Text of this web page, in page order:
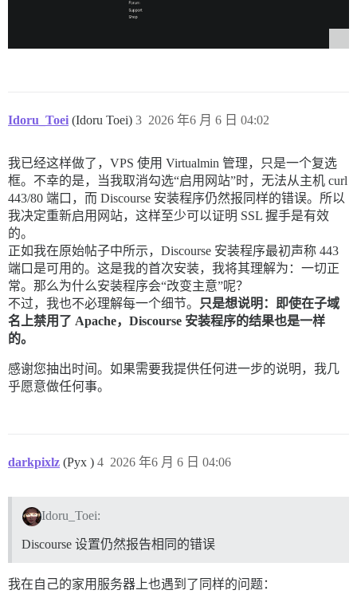
── 网络验证 ──
→ 正在检查您的域名...
⚠ 此计算机的端口 443 似乎无法通过主机名
⚠ 连接到 http://metabolism.logophilia.eu（端口 80）也
这表明 metabolism.logophilia.eu 解析到了某个无法到达您
首先要做的是确认 metabolism.logophilia.eu 是否解析到了
您通常可以在购买域名的同一处进行此操作。
如果您确定 IP 地址解析正确，则可能是防火墙问题。
搜索“开放端口 您的云服务提供商”可能会有所帮助。
本工具仅适用于最标准的安装。如果您无法解决上述问题，则需
;; global options: +cmd
;; Got answer:
;; OPT PSEUDOSECTION:
; EDNS: version: 0, flags:; udp: 512
Idoru_Toei (Idoru Toei) 2026 年6 月 6 日 04:02
3
我已经这样做了，VPS 使用 Virtualmin 管理，只是一个复选
框。不幸的是，当我取消勾选“启用网站”时，无法从主机 curl
443/80 端口，而 Discourse 安装程序仍然报同样的错误。所以
我决定重新启用网站，这样至少可以证明 SSL 握手是有效
的。
正如我在原始帖子中所示，Discourse 安装程序最初声称 443
端口是可用的。这是我的首次安装，我将其理解为：一切正
常。那么为什么安装程序会“改变主意”呢？
不过，我也不必理解每一个细节。
只是想说明：即使在子域
名上禁用了 Apache，Discourse 安装程序的结果也是一样
的。
感谢您抽出时间。如果需要我提供任何进一步的说明，我几
乎愿意做任何事。
darkpixlz (Pyx ) 2026 年6 月 6 日 04:06
4
Idoru_Toei:
Discourse 设置仍然报告相同的错误
我在自己的家用服务器上也遇到了同样的问题：